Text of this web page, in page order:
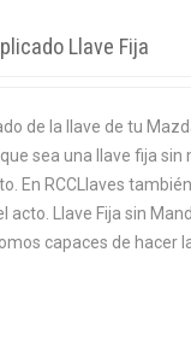
Llave Fija
de la llave de tu
sea una llave fija sin
En RCCLlaves
acto. Llave Fija sin
capaces de hacer